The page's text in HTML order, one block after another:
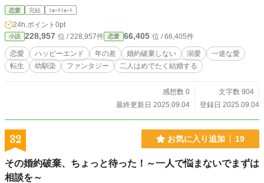
恋愛 完結 ｼｮｰﾄｼｮｰﾄ
24h.ポイント 0pt
小説 228,957 位 / 228,957件 恋愛 66,405 位 / 66,405件
恋愛 ハッピーエンド 年の差 婚約破棄しない 溺愛
一途な愛
転生
幼馴染 ファンタジー 二人はめでたく結婚する
感想数 0
文字数 904
最終更新日 2025.09.04
登録日 2025.09.04
32 お気に入り追加 19
その婚約破棄、ちょっと待った！～一人で悩まないでまずは
相談を～